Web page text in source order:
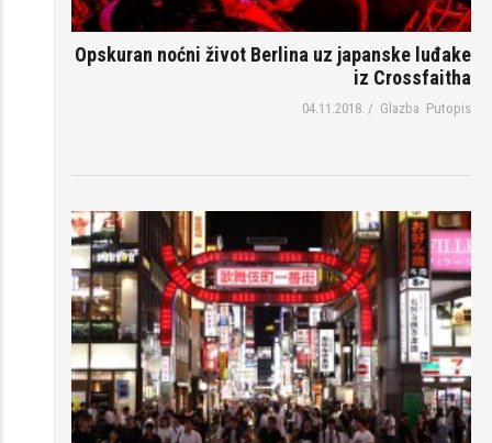
Opskuran noćni život Berlina uz japanske luđake
iz Crossfaitha
04.11.2018. / Glazba Putopis